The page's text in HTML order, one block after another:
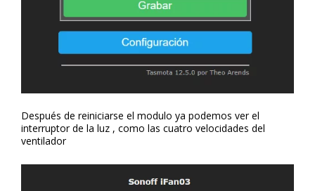
Después de reiniciarse el modulo ya podemos ver el
interruptor de la luz , como las cuatro velocidades del
ventilador